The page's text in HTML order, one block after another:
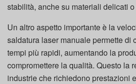
stabilità, anche su materiali delicati
Un altro aspetto importante è la
saldatura laser manuale permette di
tempi più rapidi, aumentando la
compromettere la qualità. Questo la
industrie che richiedono prestazioni